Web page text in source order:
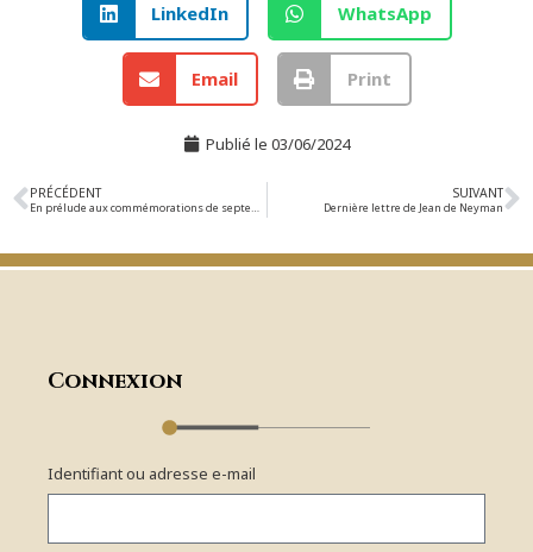
LinkedIn WhatsApp
Email Print
Publié le 03/06/2024
PRÉCÉDENT
En prélude aux commémorations de septembre, hommage à Jean de Neyman, le 8 mai à La Baule
SUIVANT
Dernière lettre de Jean de Neyman
Connexion
Identifiant ou adresse e-mail